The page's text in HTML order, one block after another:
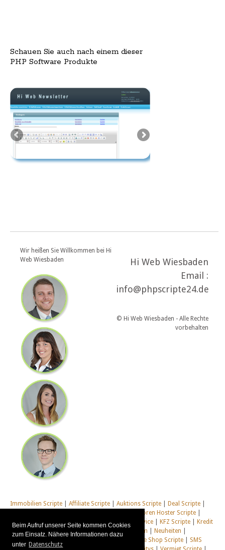
Beim Aufruf unserer Seite kommen Cookies
zum Einsatz. Nähere Informationen dazu
unter Datenschutz
Schauen Sie auch nach einem dieser
PHP Software Produkte
Wir heißen Sie Willkommen bei Hi
Web Wiesbaden
Hi Web Wiesbaden
Email :
info@phpscripte24.de
© Hi Web Wiesbaden - Alle Rechte
vorbehalten
Immobilien Scripte Affiliate Scripte Auktions Scripte Deal Scripte
Foren Hoster Scripte
Homepage Generator Scripte
Installations Service KFZ Scripte
Kredit
Scripte| Management Scripte| Multi Web System Neuheiten
Newsletter Scripte
Shop & Live Shop Scripte
SMS